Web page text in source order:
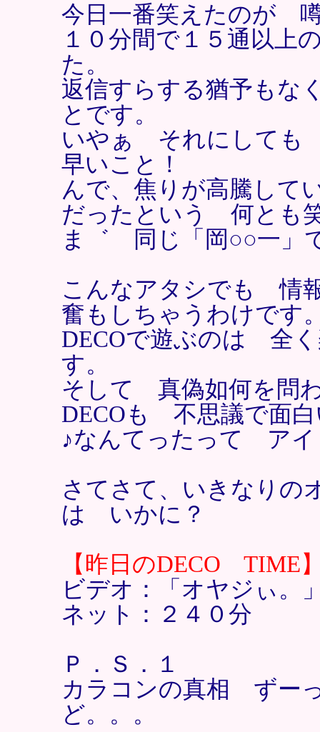
今日一番笑えたのが
１０分間で１５通以上
た。
返信すらする猶予も
とです。
いやぁ それにして
早いこと！
んで、焦りが高騰し
だったという 何とも
ま゛ 同じ「岡○○一」
こんなアタシでも 情
奮もしちゃうわけです
DECOで遊ぶのは 全
す。
そして 真偽如何を問
DECOも 不思議で面
♪なんてったって ア
さてさて、いきなりの
は いかに？
【昨日のDECO TIME
ビデオ：「オヤジぃ
ネット：２４０分
Ｐ．Ｓ．１
カラコンの真相 ずー
ど。。。